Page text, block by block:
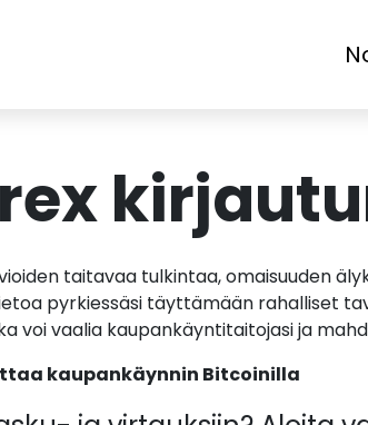
taitavaa tulkintaa, omaisuuden
pyrkiessäsi täyttämään rahalliset
voi vaalia kaupankäyntitaitojasi ja
kaupankäynnin Bitcoinilla